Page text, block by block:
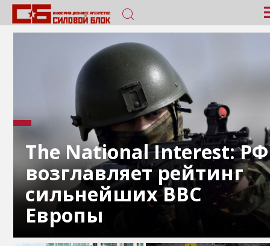
The National Interest: РФ
возглавляет рейтинг
сильнейших ВВС
Европы